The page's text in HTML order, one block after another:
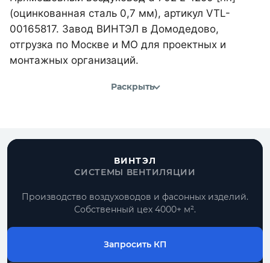
(оцинкованная сталь 0,7 мм), артикул VTL-
00165817. Завод ВИНТЭЛ в Домодедово,
отгрузка по Москве и МО для проектных и
монтажных организаций.
Раскрыть
ВИНТЭЛ
СИСТЕМЫ ВЕНТИЛЯЦИИ
Производство воздуховодов и фасонных изделий.
Собственный цех 4000+ м².
Запросить КП